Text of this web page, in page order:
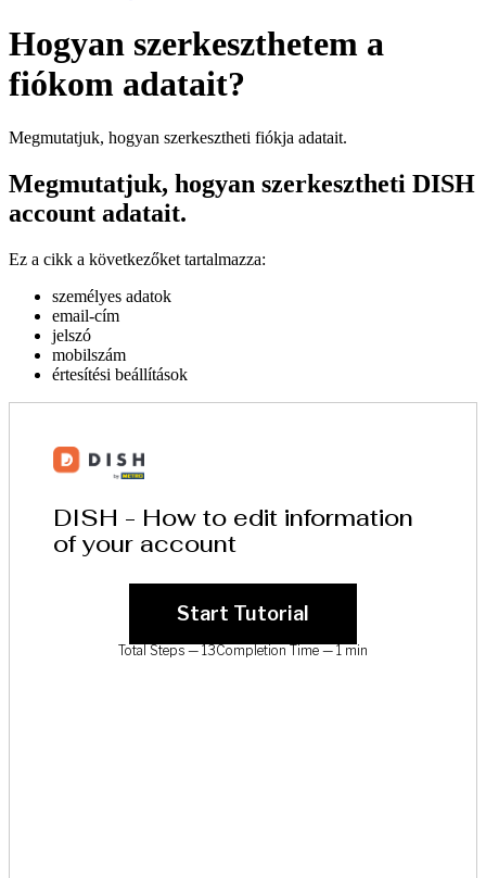
Hogyan szerkeszthetem a
fiókom adatait?
Megmutatjuk, hogyan szerkesztheti fiókja adatait.
Megmutatjuk, hogyan szerkesztheti DISH
account adatait.
Ez a cikk a következőket tartalmazza:
személyes adatok
email-cím
jelszó
mobilszám
értesítési beállítások